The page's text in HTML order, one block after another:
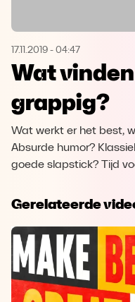
Microsoft
Opera
17.11.2019 - 04:47
Wat
grappig?
Wat werkt er het best,
Absurde humor?
goede slapstick? Tijd
Gerelateerde